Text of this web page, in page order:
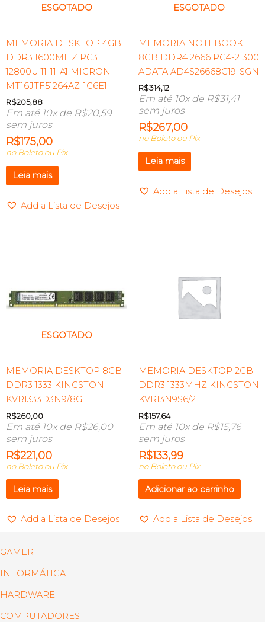
ESGOTADO
MEMORIA DESKTOP 4GB
DDR3 1600MHZ PC3
12800U 11-11-A1 MICRON
MT16JTF51264AZ-1G6E1
R$205,88
Em até 10x de R$20,59
sem juros
R$175,00
no Boleto ou Pix
Leia mais
Add a Lista de Desejos
ESGOTADO
MEMORIA NOTEBOOK
8GB DDR4 2666 PC4-21300
ADATA AD4S26668G19-SGN
R$314,12
Em até 10x de R$31,41
sem juros
R$267,00
no Boleto ou Pix
Leia mais
Add a Lista de Desejos
ESGOTADO
MEMORIA DESKTOP 8GB
DDR3 1333 KINGSTON
KVR1333D3N9/8G
R$260,00
Em até 10x de R$26,00
sem juros
R$221,00
no Boleto ou Pix
Leia mais
Add a Lista de Desejos
MEMORIA DESKTOP 2GB
DDR3 1333MHZ KINGSTON
KVR13N9S6/2
R$157,64
Em até 10x de R$15,76
sem juros
R$133,99
no Boleto ou Pix
Adicionar ao carrinho
Add a Lista de Desejos
GAMER
INFORMÁTICA
HARDWARE
COMPUTADORES